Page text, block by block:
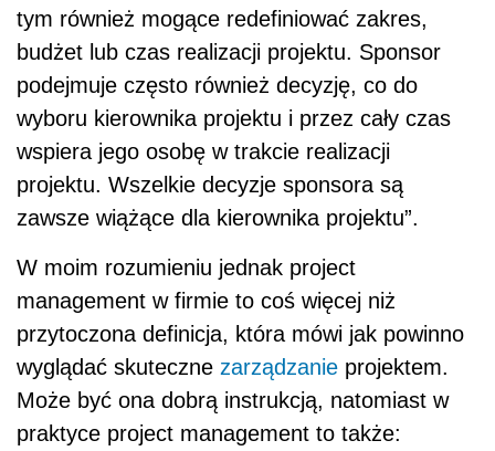
tym również mogące redefiniować zakres,
budżet lub czas realizacji projektu. Sponsor
podejmuje często również decyzję, co do
wyboru kierownika projektu i przez cały czas
wspiera jego osobę w trakcie realizacji
projektu. Wszelkie decyzje sponsora są
zawsze wiążące dla kierownika projektu”.
W moim rozumieniu jednak project
management w firmie to coś więcej niż
przytoczona definicja, która mówi jak powinno
wyglądać skuteczne zarządzanie projektem.
Może być ona dobrą instrukcją, natomiast w
praktyce project management to także: